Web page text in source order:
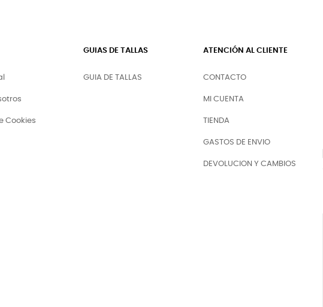
Cookies
GUIAS DE TALLAS
GUIA DE TALLAS
ATENCIÓN AL CLIENTE
CONTACTO
MI CUENTA
TIENDA
GASTOS DE ENVIO
DEVOLUCION Y CAMBIOS